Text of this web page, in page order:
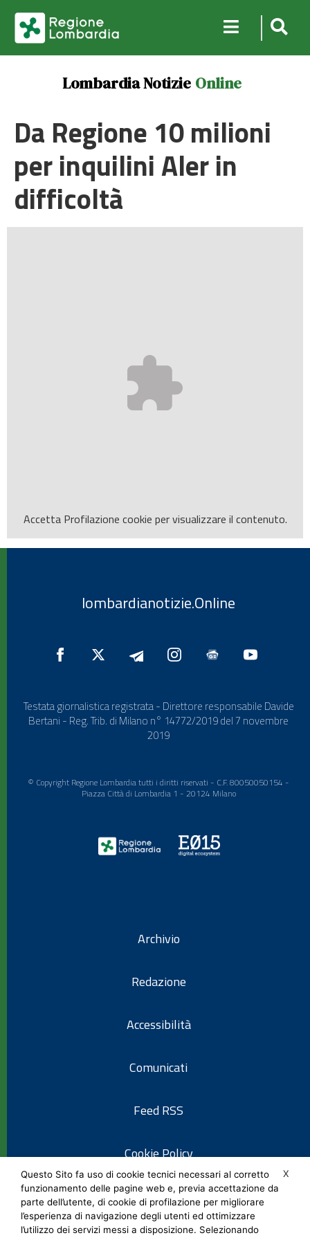
Lombardia Notizie Online
Da Regione 10 milioni
per inquilini Aler in
difficoltà
Accetta Profilazione cookie per visualizzare il contenuto.
lombardianotizie.Online
Testata giornalistica registrata - Direttore responsabile Davide
Bertani - Reg. Trib. di Milano n° 14772/2019 del 7 novembre
2019
© Copyright Regione Lombardia tutti i diritti riservati - C.F. 80050050154 -
Piazza Città di Lombardia 1 - 20124 Milano
Archivio
Redazione
Accessibilità
Comunicati
Feed RSS
Cookie Policy
Informativa privacy
X
Questo Sito fa uso di cookie tecnici necessari al corretto
funzionamento delle pagine web e, previa accettazione da
parte dell’utente, di cookie di profilazione per migliorare
l’esperienza di navigazione degli utenti ed ottimizzare
l’utilizzo dei servizi messi a disposizione. Selezionando